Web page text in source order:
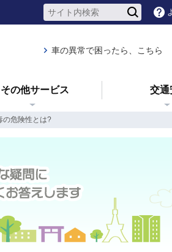
車の異常で困ったら、こちら
その他サービス 交通
の危険性とは?